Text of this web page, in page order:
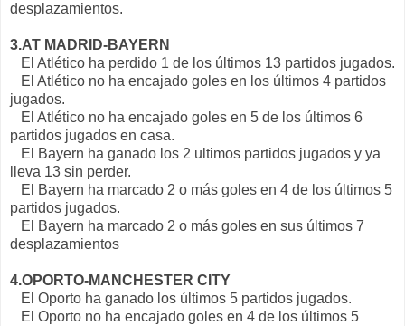
desplazamientos.
3.AT MADRID-BAYERN
El Atlético ha perdido 1 de los últimos 13 partidos jugados.
El Atlético no ha encajado goles en los últimos 4 partidos
jugados.
El Atlético no ha encajado goles en 5 de los últimos 6
partidos jugados en casa.
El Bayern ha ganado los 2 ultimos partidos jugados y ya
lleva 13 sin perder.
El Bayern ha marcado 2 o más goles en 4 de los últimos 5
partidos jugados.
El Bayern ha marcado 2 o más goles en sus últimos 7
desplazamientos
4.OPORTO-MANCHESTER CITY
El Oporto ha ganado los últimos 5 partidos jugados.
El Oporto no ha encajado goles en 4 de los últimos 5